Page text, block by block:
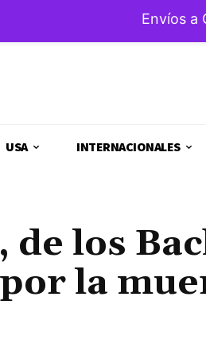
USA INTERNACIONALES
los
la
Envíos a